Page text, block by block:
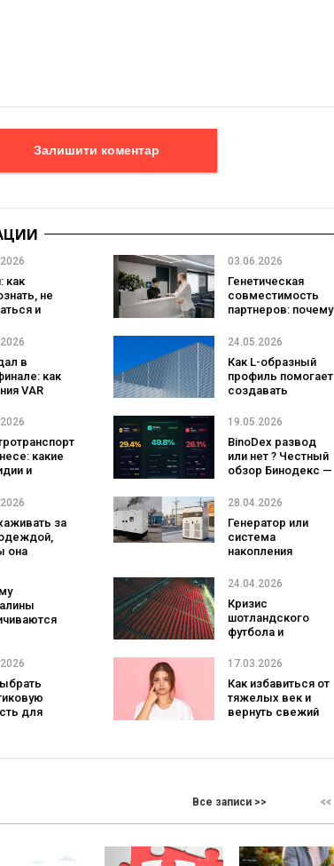
Залишити коментар
как
не
и
03.06.2026
Генетическая
совместимость
партнеров: почему
проверить
в
как
VAR
24.05.2026
Как L-образный
профиль помогает
создавать
конструкции
какие
и
важны
19.05.2026
BinoDex развод
или нет ? Честный
обзор Бинодекс —
платформы и
за
она
28.04.2026
Генератор или
система
накопления
выгоднее для
году?
24.04.2026
Кризис
шотландского
футбола и
АПЛ: новый
чемпионов
для
17.03.2026
Как избавиться от
тяжелых век и
вернуть свежий
Все записи >>